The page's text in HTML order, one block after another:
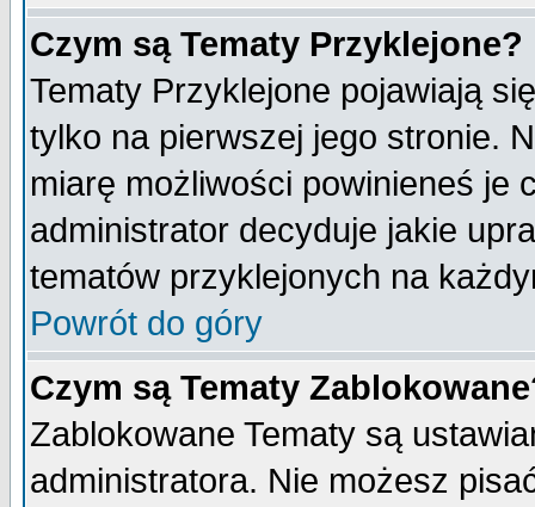
Czym są Tematy Przyklejone?
Tematy Przyklejone pojawiają
tylko na pierwszej jego stronie.
miarę możliwości powinieneś je
administrator decyduje jakie
tematów przyklejonych na
Powrót do góry
Czym są Tematy
Zablokowane Tematy są
administratora. Nie możesz